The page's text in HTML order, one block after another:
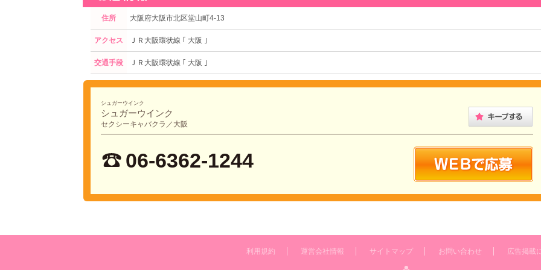
住所 大阪府大阪市北区堂山町4-13
アクセス ＪＲ大阪環状線 ｢ 大阪 ｣
交通手段 ＪＲ大阪環状線 ｢ 大阪 ｣
シュガーウインク
シュガーウインク
セクシーキャバクラ／大阪
06-6362-1244
利用規約 運営会社情報 サイトマップ お問い合わせ 広告掲載